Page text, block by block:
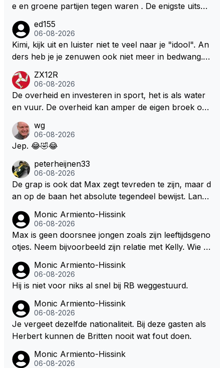
e en groene partijen tegen waren . De enigste uitspr
over dan kunnen ze hun eigen uitlaat gassen inade
men maar niet wetende was dat de F1 motor schone
r is dan een normale auto. Dus denk echt niet dat de
ters zullen steunen laat staan om een euro in het cir
cuit Zandvoort te steken
ed155
06-08-2026
Kimi, kijk uit en luister niet te veel naar je "idool". An
ders heb je je zenuwen ook niet meer in bedwang. Zi
Marquez/Jos ? Veel gezelliger
ZX12R
06-08-2026
De overheid en investeren in sport, het is als water
en vuur. De overheid kan amper de eigen broek oph
s. Je kunt de Staat het best vergelijken met de sherif
f van Nottinghem (Robin Hood) welk achter de bom
m/haar van zijn laatste zuurverdiende stuiver te ber
oven. De Staat heeft nooit ooit maar een stuiver in Z
andvoort willen investeren en dat zal ook nooit gebe
uren. Afdragen van BTW gelden en vergunningen bi
j dergelijke sportievefestiviteiten MOET je dan weer
wel afstaan, de parasiet.
wg
06-08-2026
Jep. 😂🤣😂
peterheijnen33
06-08-2026
De grap is ook dat Max zegt tevreden te zijn, maar d
an op de baan het absolute tegendeel bewijst. Lando
dan eigenlijk niet echt zien. ;)
Monic Armiento-Hissink
06-08-2026
Max is geen doorsnee jongen zoals zijn leeftijdsgeno
otjes. Neem bijvoorbeeld zijn relatie met Kelly. Wie g
artjes ouder is en al een kleine heeft van een voorm
alig RB-lid op de leeftijd van 23 jaar? Hij doet dingen
oon. Ieder jaar is er in Hongarije een uitje voor zijn t
eam. Op 28-jarige leeftijd is hij al eigenaar van een su
ccesvol raceteam. Hij is niet alleen speciaal in de aut
Monic Armiento-Hissink
06-08-2026
Hij is niet voor niks al snel bij RB weggestuurd.
Monic Armiento-Hissink
06-08-2026
Je vergeet dezelfde nationaliteit. Bij deze gasten als
Herbert kunnen de Britten nooit wat fout doen.
Monic Armiento-Hissink
06-08-2026